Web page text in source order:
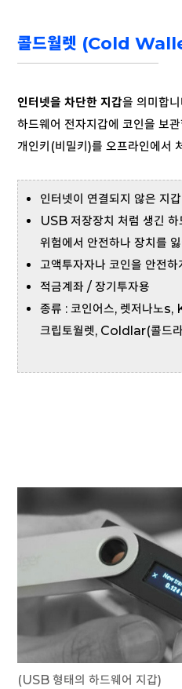
콜드월렛 (Cold
인터넷을 차단한 지갑을 의미합
하드웨어 전자지갑에 코인을 보
개인키(비밀키)를 오프라인에서
인터넷이 연결되지 않은 지
USB 저장장치 처럼 생긴 하
위험에서 안전하나 장치를
고액투자자나 코인을 안전
적금계좌 / 장기투자용
종류 : 코인어스, 렛저나노
크립토월렛, Coldlar(콜드
(USB 형태의 하드웨어 지갑)